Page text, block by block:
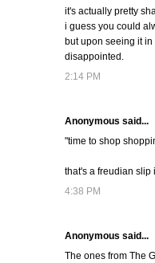
it's actually pretty
i guess you could
but upon seeing it
disappointed.
2:14 PM
Anonymous said...
"time to shop
that's a freudian slip
4:38 PM
Anonymous said...
The ones from The